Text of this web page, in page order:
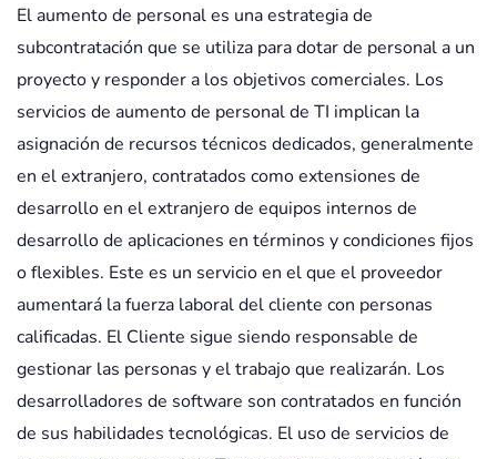
El aumento de personal es una estrategia de
subcontratación que se utiliza para dotar de personal a un
proyecto y responder a los objetivos comerciales. Los
servicios de aumento de personal de TI implican la
asignación de recursos técnicos dedicados, generalmente
en el extranjero, contratados como extensiones de
desarrollo en el extranjero de equipos internos de
desarrollo de aplicaciones en términos y condiciones fijos
o flexibles. Este es un servicio en el que el proveedor
aumentará la fuerza laboral del cliente con personas
calificadas. El Cliente sigue siendo responsable de
gestionar las personas y el trabajo que realizarán. Los
desarrolladores de software son contratados en función
de sus habilidades tecnológicas. El uso de servicios de